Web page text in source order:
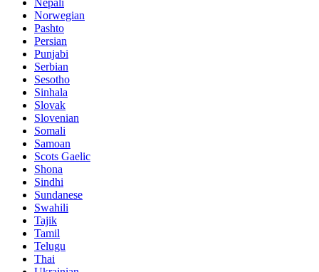
Norwegian
Pashto
Persian
Punjabi
Serbian
Sesotho
Sinhala
Slovak
Slovenian
Somali
Samoan
Scots Gaelic
Shona
Sindhi
Sundanese
Swahili
Tajik
Tamil
Telugu
Thai